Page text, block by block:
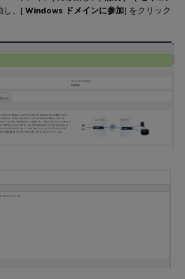
し、[ Windows ドメインに参加] をクリック